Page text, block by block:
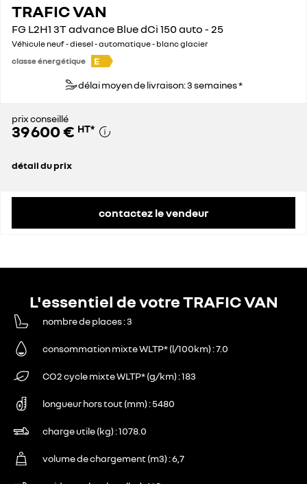
TRAFIC VAN
FG L2H1 3T advance Blue dCi 150 auto - 25
Véhicule neuf - diesel - automatique - blanc glacier
classe énergétique
E
délai moyen de livraison: 3 semaines *
prix conseillé
39 600 € HT*
détail du prix
contactez le vendeur
L'essentiel de votre TRAFIC VAN
nombre de places 3
consommation mixte WLTP* (l/100km) 7.0
CO2 cycle mixte WLTP* (g/km) 183
longueur hors tout (mm) 5480
charge utile (kg) 1078.0
volume de chargement (m3) 6,7